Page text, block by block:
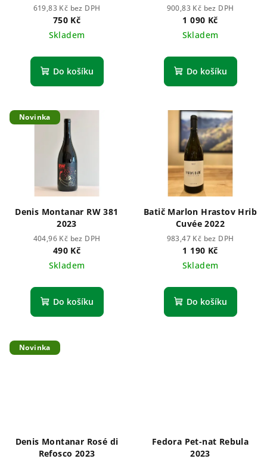
619,83 Kč bez DPH
750 Kč
Skladem
Do košíku
900,83 Kč bez DPH
1 090 Kč
Skladem
Do košíku
Novinka
Denis Montanar RW 381
2023
404,96 Kč bez DPH
490 Kč
Skladem
Do košíku
Batič Marlon Hrastov Hrib
Cuvée 2022
983,47 Kč bez DPH
1 190 Kč
Skladem
Do košíku
Novinka
Denis Montanar Rosé di
Refosco 2023
Fedora Pet-nat Rebula
2023